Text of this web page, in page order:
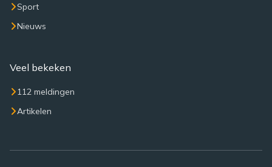
Sport
Nieuws
Veel bekeken
112 meldingen
Artikelen